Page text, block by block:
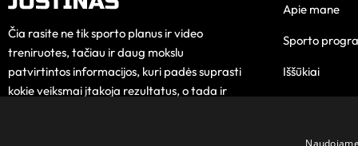
Čia rasite ne tik sporto planus ir video
treniruotes, tačiau ir daug mokslu
patvirtintos informacijos, kuri padės suprasti
kokie veiksmai įtakoja rezultatus, o tada ir
Apie mane
Sporto
Iššūkiai